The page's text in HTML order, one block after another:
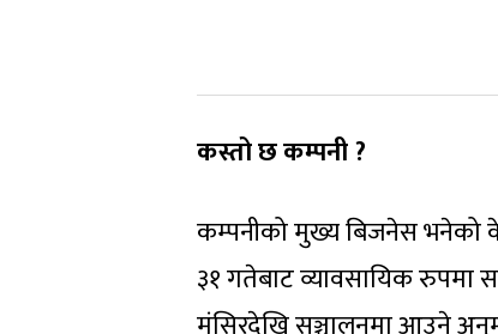
कस्तो छ कम्पनी ?
कम्पनीको मुख्य बिजनेस भनेको
३१ गतेबाट व्यावसायिक रुपमा